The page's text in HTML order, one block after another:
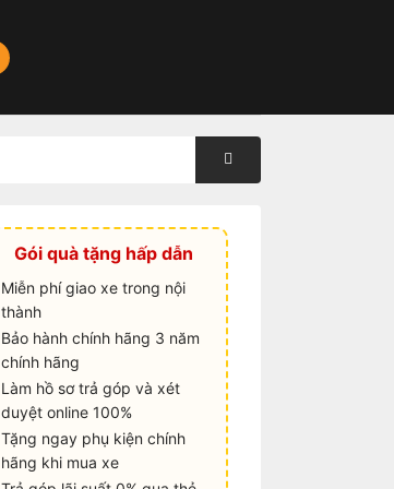
Gói quà tặng hấp dẫn
Miễn phí giao xe trong nội
thành
Bảo hành chính hãng 3 năm
chính hãng
Làm hồ sơ trả góp và xét
duyệt online 100%
Tặng ngay phụ kiện chính
hãng khi mua xe